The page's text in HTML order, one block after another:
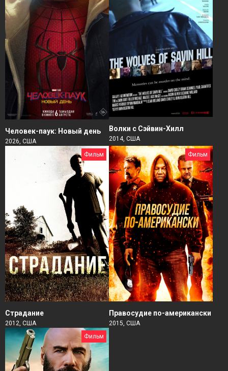
Человек-паук: Новый день
2026, США
Волки с Сэйвин-Хилл
2014, США
Фильм
Страдание
2012, США
Фильм
Правосудие по-американски
2015, США
Фильм